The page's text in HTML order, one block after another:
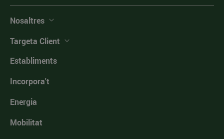
Nosaltres
Targeta Client
Establiments
Incorpora't
Energia
Mobilitat